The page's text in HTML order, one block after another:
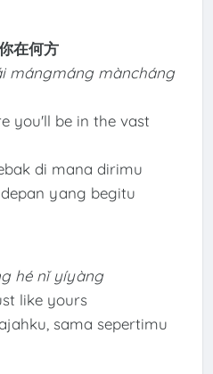
在何方
mángmáng màncháng
you'll be in the vast
di mana dirimu
yang begitu
hé nǐ yíyàng
like yours
sama sepertimu